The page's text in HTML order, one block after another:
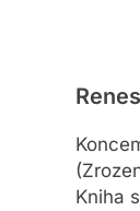
Kniha